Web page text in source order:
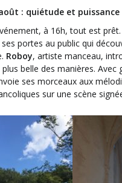
: quiétude et puissance
, à 16h, tout est prêt.
ses portes au public qui
Roboy, artiste manceau,
belle des manières. Avec
ses morceaux aux
sur une scène